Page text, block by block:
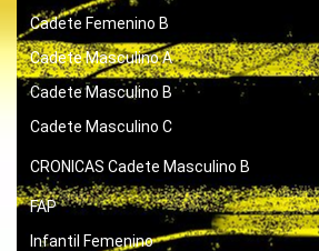
Cadete Femenino B
Cadete Masculino A
Cadete Masculino B
Cadete Masculino C
CRONICAS Cadete Masculino B
FAP
Infantil Femenino